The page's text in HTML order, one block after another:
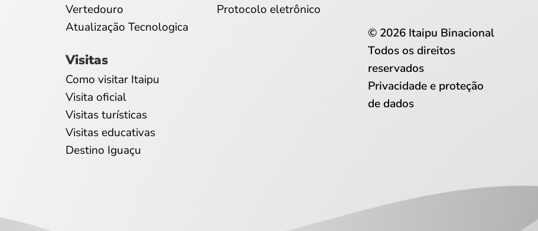
Vertedouro
Atualização Tecnologica
Visitas
Como visitar Itaipu
Visita oficial
Visitas turísticas
Visitas educativas
Destino Iguaçu
Protocolo eletrônico
© 2026 Itaipu Binacional
Todos os direitos
reservados
Privacidade e proteção
de dados